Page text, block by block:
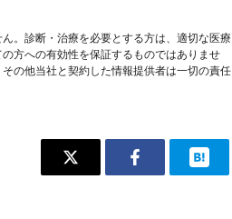
。診断・治療を必要とする方は、適切な医療
方への有効性を保証するものではありませ
の他当社と契約した情報提供者は一切の責任